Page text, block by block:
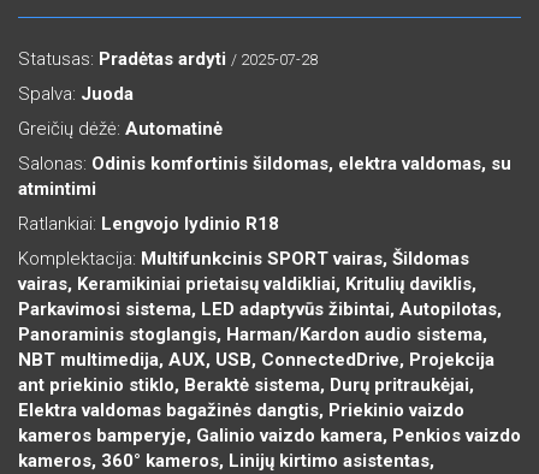
Statusas: Pradėtas ardyti / 2025-07-28
Spalva: Juoda
Greičių dėžė: Automatinė
Salonas: Odinis komfortinis šildomas, elektra valdomas, su
atmintimi
Ratlankiai: Lengvojo lydinio R18
Komplektacija: Multifunkcinis SPORT vairas, Šildomas
vairas, Keramikiniai prietaisų valdikliai, Kritulių daviklis,
Parkavimosi sistema, LED adaptyvūs žibintai, Autopilotas,
Panoraminis stoglangis, Harman/Kardon audio sistema,
NBT multimedija, AUX, USB, ConnectedDrive, Projekcija
ant priekinio stiklo, Beraktė sistema, Durų pritraukėjai,
Elektra valdomas bagažinės dangtis, Priekinio vaizdo
kameros bamperyje, Galinio vaizdo kamera, Penkios vaizdo
kameros, 360° kameros, Linijų kirtimo asistentas,